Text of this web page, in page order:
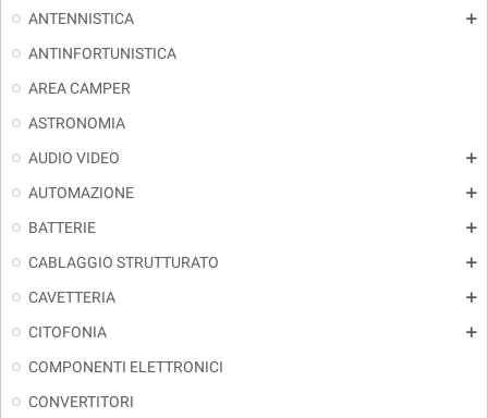
ANTENNISTICA add
ANTINFORTUNISTICA
AREA CAMPER
ASTRONOMIA
AUDIO VIDEO
add
AUTOMAZIONE add
BATTERIE add
CABLAGGIO STRUTTURATO add
CAVETTERIA add
CITOFONIA add
COMPONENTI ELETTRONICI
CONVERTITORI